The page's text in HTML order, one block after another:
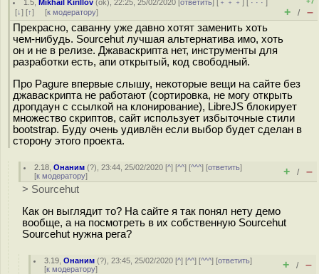
1.5 ,Mikhail Kirillov (ok), 22:25, 25/02/2020 [ответить] [ ﹢﹢﹢] [ · · ·]
[↓] [↑] [к модератору] + / –
Прекрасно, саванну уже давно хотят заменить хоть
чем-нибудь. Sourcehut лучшая альтернатива имо, хоть
он и не в релизе. Джаваскрипта нет, инструменты для
разработки есть, апи открытый, код свободный.
Про Pagure впервые слышу, некоторые вещи на сайте без
джаваскрипта не работают (сортировка, не могу открыть
дропдаун с ссылкой на клонирование), LibreJS блокирует
множество скриптов, сайт использует избыточные стили
bootstrap. Буду очень удивлён если выбор будет сделан в
сторону этого проекта.
2.18 ,Онаним (?), 23:44, 25/02/2020 [^] [^^] [^^^] [ответить]
[к модератору] + / –
> Sourcehut
Как он выглядит то? На сайте я так понял нету демо
вообще, а на посмотреть в их собственную Sourcehut
Sourcehut нужна рега?
3.19 ,Онаним (?), 23:45, 25/02/2020 [^] [^^] [^^^] [ответить]
[к модератору] + / –